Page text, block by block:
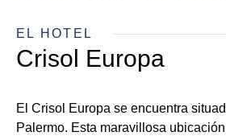
EL HOTEL
Crisol Europa
El Crisol Europa se encuentra
Palermo. Esta maravillosa